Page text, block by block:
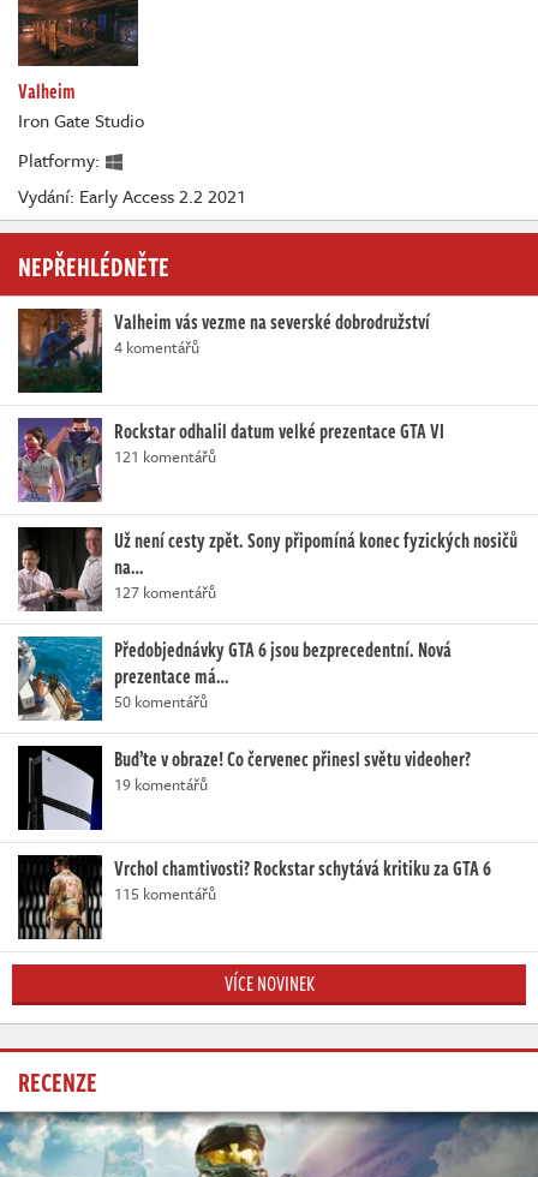
Valheim
Iron Gate Studio
Platformy:
Vydání: Early Access 2.2 2021
NEPŘEHLÉDNĚTE
Valheim vás vezme na severské dobrodružství
4 komentářů
Rockstar odhalil datum velké prezentace GTA VI
121 komentářů
Už není cesty zpět. Sony připomíná konec fyzických nosičů
na…
127 komentářů
Předobjednávky GTA 6 jsou bezprecedentní. Nová
prezentace má…
50 komentářů
Buďte v obraze! Co červenec přinesl světu videoher?
19 komentářů
Vrchol chamtivosti? Rockstar schytává kritiku za GTA 6
115 komentářů
VÍCE NOVINEK
RECENZE